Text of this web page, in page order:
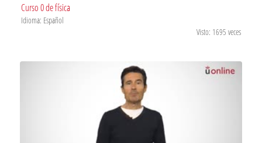
Curso 0 de física
Idioma: Español
Visto: 1695 veces